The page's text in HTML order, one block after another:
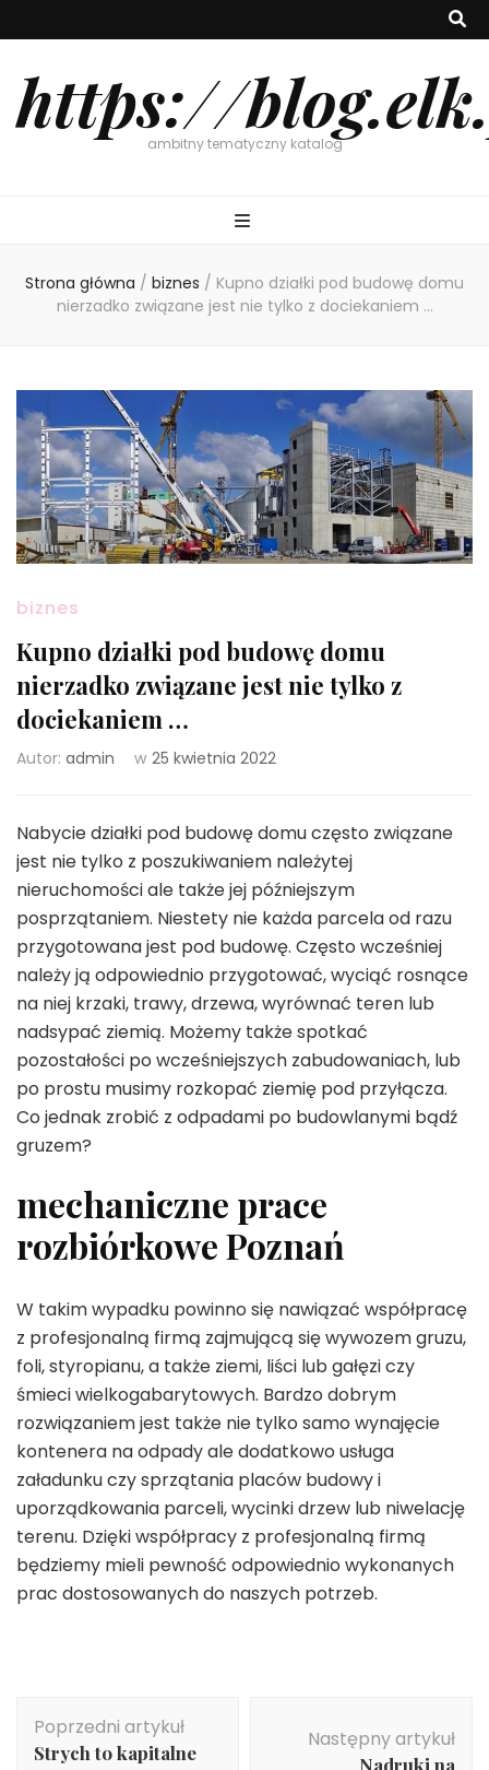
https://ambitny tematyczny katalog
Strona główna / biznes / Kupno działki pod budowę domu
nierzadko związane jest nie tylko z dociekaniem …
biznes
Kupno działki pod budowę domu
nierzadko związane jest nie tylko z
dociekaniem …
Autor: admin w 25 kwietnia 2022
Nabycie działki pod budowę domu często związane
jest nie tylko z poszukiwaniem należytej
nieruchomości ale także jej późniejszym
posprzątaniem. Niestety nie każda parcela od razu
przygotowana jest pod budowę. Często wcześniej
należy ją odpowiednio przygotować, wyciąć rosnące
na niej krzaki, trawy, drzewa, wyrównać teren lub
nadsypać ziemią. Możemy także spotkać
pozostałości po wcześniejszych zabudowaniach, lub
po prostu musimy rozkopać ziemię pod przyłącza.
Co jednak zrobić z odpadami po budowlanymi bądź
gruzem?
mechaniczne prace
rozbiórkowe Poznań
W takim wypadku powinno się nawiązać współpracę
z profesjonalną firmą zajmującą się wywozem gruzu,
foli, styropianu, a także ziemi, liści lub gałęzi czy
śmieci wielkogabarytowych. Bardzo dobrym
rozwiązaniem jest także nie tylko samo wynajęcie
kontenera na odpady ale dodatkowo usługa
załadunku czy sprzątania placów budowy i
uporządkowania parceli, wycinki drzew lub niwelację
terenu. Dzięki współpracy z profesjonalną firmą
będziemy mieli pewność odpowiednio wykonanych
prac dostosowanych do naszych potrzeb.
wpisu
Poprzedni artykuł
Strych to kapitalne
Następny artykuł
Nadruki na